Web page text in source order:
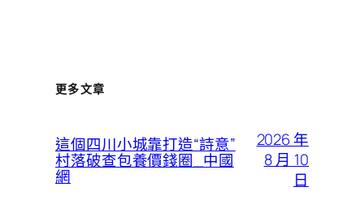
更多文章
這個四川小城靠打造“詩意”
村落破查包養價錢圈_中國
網
2026 年
8 月 10
日